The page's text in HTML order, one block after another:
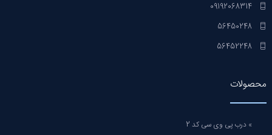
09192068314
56450248
56452248
محصولات
» درب پی وی سی کد 2